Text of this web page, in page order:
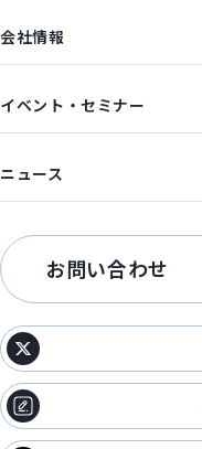
会社情報
イベント・セミナー
ニュース
お問い合わせ